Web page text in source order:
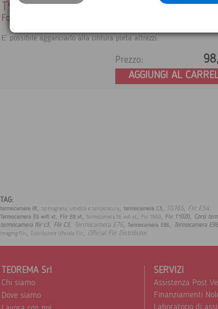
T911689ACC
Fodero per trasportare la termocamera
E' possibile agganciarlo alla cintura porta attrezzi.
Prezzo:
AGGIUNGI AL
TAG:
termocamere IR, termografia, umidità e temperatura, termocamera C3, TG165, Flir E54,
Termocamera E5 wifi xt, Flir E8 xt, Termocamera E6 wifi xt, Flir T860, Flir T1020, Corsi
termocamera flir c3, Flir C3, Termocamera E76, Termocamera E86, Termocamera E96
Imaging Flir, Distributore Ufficiale Flir, Official Flir Distributor.
TEOREMA Srl
Chi siamo
Dove siamo
SERVIZI
Assistenza Post
Finanziamenti
Laboratorio di